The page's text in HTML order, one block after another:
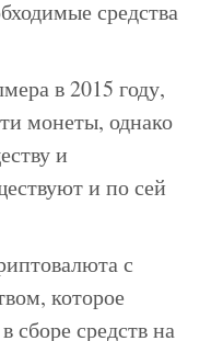
средства
в 2015 году,
монеты, однако
и
и по сей
с
которое
сборе средств на